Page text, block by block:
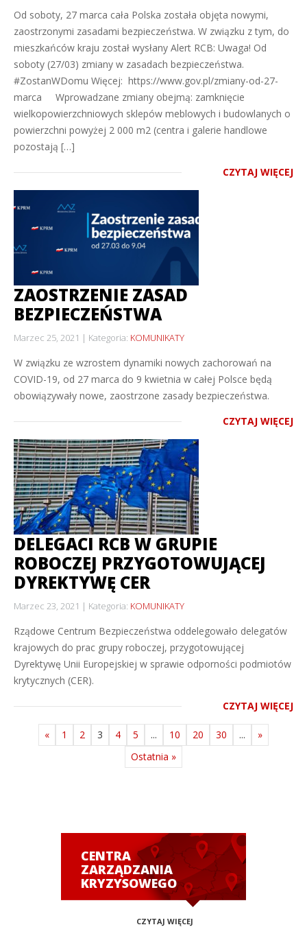
Od soboty, 27 marca cała Polska została objęta nowymi,
zaostrzonymi zasadami bezpieczeństwa. W związku z tym, do
mieszkańców kraju został wysłany Alert RCB: Uwaga! Od
soboty (27/03) zmiany w zasadach bezpieczeństwa.
#ZostanWDomu Więcej: https://www.gov.pl/zmiany-od-27-
marca Wprowadzane zmiany obejmą: zamknięcie
wielkopowierzchniowych sklepów meblowych i budowlanych o
powierzchni powyżej 2 000 m2 (centra i galerie handlowe
pozostają […]
CZYTAJ WIĘCEJ
ZAOSTRZENIE ZASAD
BEZPIECZEŃSTWA
Marzec 25, 2021 Kategoria: KOMUNIKATY
W związku ze wzrostem dynamiki nowych zachorowań na
COVID-19, od 27 marca do 9 kwietnia w całej Polsce będą
obowiązywały nowe, zaostrzone zasady bezpieczeństwa.
CZYTAJ WIĘCEJ
DELEGACI RCB W GRUPIE
ROBOCZEJ PRZYGOTOWUJĄCEJ
DYREKTYWĘ CER
Marzec 23, 2021 Kategoria: KOMUNIKATY
Rządowe Centrum Bezpieczeństwa oddelegowało delegatów
krajowych do prac grupy roboczej, przygotowującej
Dyrektywę Unii Europejskiej w sprawie odporności podmiotów
krytycznych (CER).
CZYTAJ WIĘCEJ
« 1 2 3 4 5 ... 10 20 30 ...
»
Ostatnia »
CENTRA
ZARZĄDZANIA
KRYZYSOWEGO
CZYTAJ WIĘCEJ